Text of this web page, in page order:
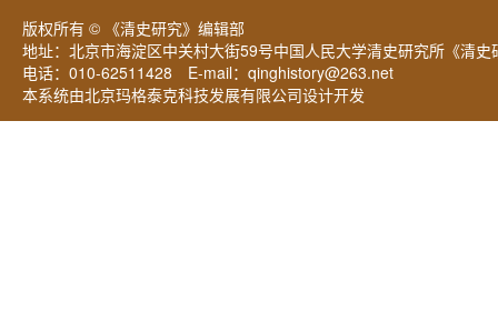
版权所有 © 《清史研究》编辑部
地址：北京市海淀区中关村大街59号中国人民大学清史研究所《
电话：010-62511428 E-mail： qinghistory@263.net
本系统由北京玛格泰克科技发展有限公司设计开发